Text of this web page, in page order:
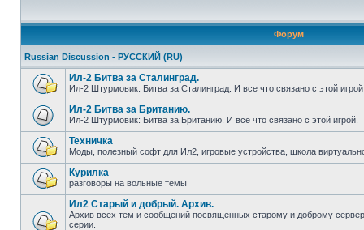
Форум
Russian Discussion - РУССКИЙ (RU)
Ил-2 Битва за Сталинград.
Ил-2 Штурмовик: Битва за Сталинград. И все что связано с этой
Ил-2 Битва за Британию.
Ил-2 Штурмовик: Битва за Британию. И все что связано с этой игрой.
Техничка
Моды, полезный софт для Ил2, игровые устройства, школа
Курилка
разговоры на вольные темы
Ил2 Старый и добрый. Архив.
Архив всех тем и сообщений посвященных старому и доброму
серии.